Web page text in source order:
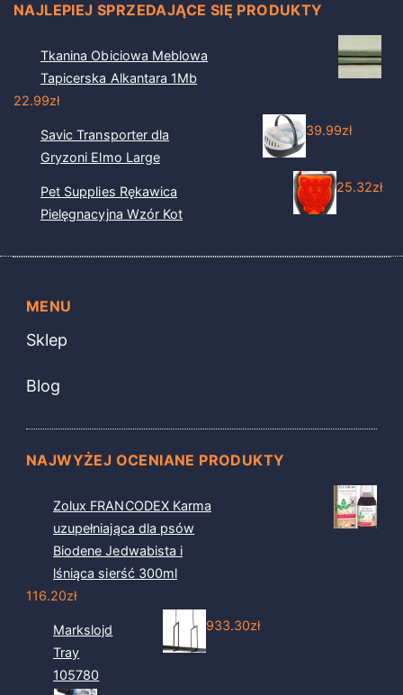
NAJLEPIEJ SPRZEDAJĄCE SIĘ PRODUKTY
Tkanina Obiciowa Meblowa
Tapicerska Alkantara 1Mb
22.99zł
Savic Transporter dla
Gryzoni Elmo Large
39.99zł
Pet Supplies Rękawica
Pielęgnacyjna Wzór Kot
25.32zł
MENU
Sklep
Blog
NAJWYŻEJ OCENIANE PRODUKTY
Zolux FRANCODEX Karma
uzupełniająca dla psów
Biodene Jedwabista i
lśniąca sierść 300ml
116.20zł
Markslojd
Tray
105780
933.30zł